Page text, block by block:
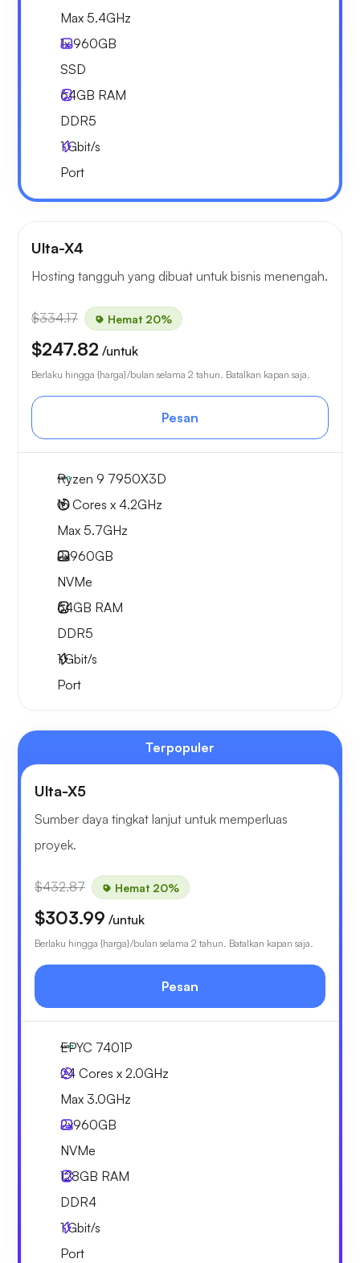
Max 5.4GHz
1x960GB
SSD
64GB RAM
DDR5
1Gbit/s
Port
Ulta-X4
Hosting tangguh yang dibuat untuk bisnis menengah.
$334.17 Hemat 20%
$247.82 /untuk
Berlaku hingga {harga}/bulan selama 2 tahun. Batalkan kapan saja.
Pesan
Ryzen 9 7950X3D
16 Cores x 4.2GHz
Max 5.7GHz
2x960GB
NVMe
64GB RAM
DDR5
1Gbit/s
Port
Terpopuler
Ulta-X5
Sumber daya tingkat lanjut untuk memperluas
proyek.
$432.87 Hemat 20%
$303.99 /untuk
Berlaku hingga {harga}/bulan selama 2 tahun. Batalkan kapan saja.
Pesan
EPYC 7401P
24 Cores x 2.0GHz
Max 3.0GHz
2x960GB
NVMe
128GB RAM
DDR4
1Gbit/s
Port